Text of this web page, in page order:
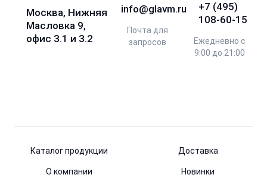
Москва, Нижняя
Масловка 9,
офис 3.1 и 3.2
info@glavm.ru
Почта для
запросов
+7 (495)
108-60-15
Ежедневно с
9:00 до 21:00
Каталог продукции Доставка
О компании Новинки